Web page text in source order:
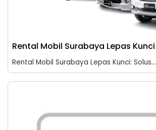
Rental Mobil Surabaya Lepas Kunci
Rental Mobil Surabaya Lepas Kunci: Solus...